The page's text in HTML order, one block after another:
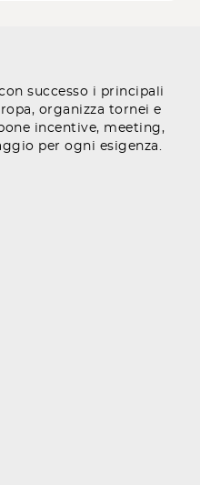
successo i principali
organizza tornei e
incentive, meeting,
per ogni esigenza.